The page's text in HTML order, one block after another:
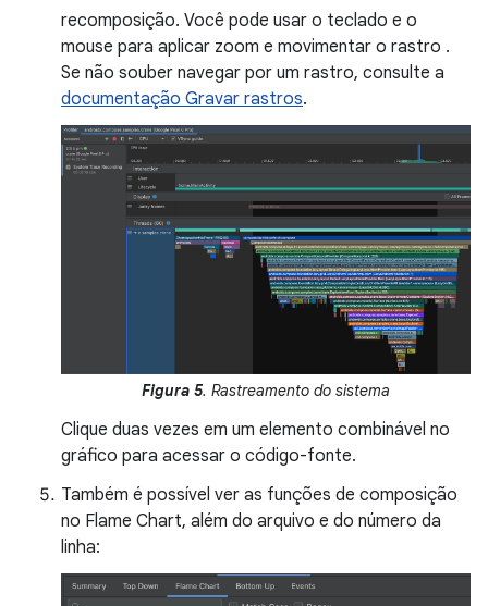
recomposição. Você pode usar o teclado e o
mouse para aplicar zoom e movimentar o rastro .
Se não souber navegar por um rastro, consulte a
documentação Gravar rastros.
Figura 5. Rastreamento do sistema
Clique duas vezes em um elemento combinável no
gráfico para acessar o código-fonte.
Também é possível ver as funções de composição
no Flame Chart, além do arquivo e do número da
linha: